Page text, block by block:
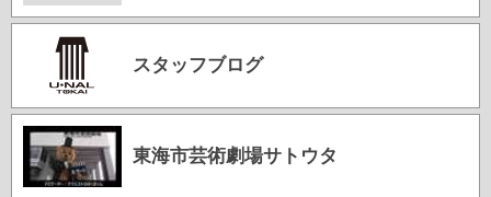
スタッフブログ
東海市芸術劇場サトウタ